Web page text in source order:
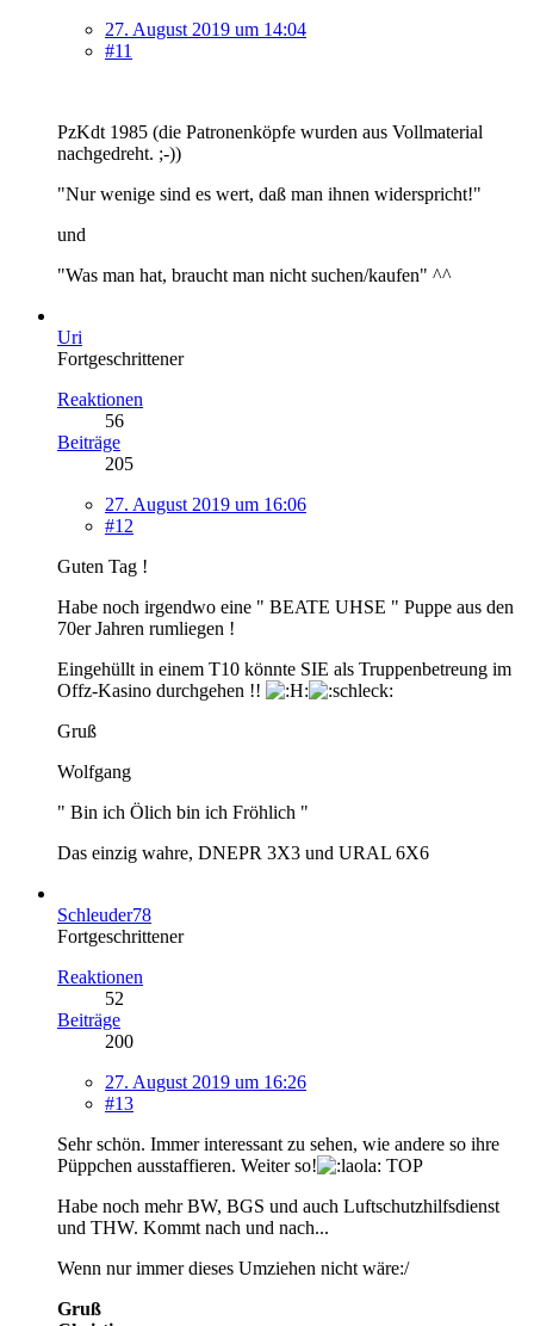
27. August 2019 um 14:04
#11
PzKdt 1985 (die Patronenköpfe wurden aus Vollmaterial
nachgedreht. ;-))
"Nur wenige sind es wert, daß man ihnen widerspricht!"
und
"Was man hat, braucht man nicht suchen/kaufen" ^^
Uri
Fortgeschrittener
Reaktionen
56
Beiträge
205
27. August 2019 um 16:06
#12
Guten Tag !
Habe noch irgendwo eine " BEATE UHSE " Puppe aus den
70er Jahren rumliegen !
Eingehüllt in einem T10 könnte SIE als Truppenbetreung im
Offz-Kasino durchgehen !!
Gruß
Wolfgang
" Bin ich Ölich bin ich Fröhlich "
Das einzig wahre, DNEPR 3X3 und URAL 6X6
Schleuder78
Fortgeschrittener
Reaktionen
52
Beiträge
200
27. August 2019 um 16:26
#13
Sehr schön. Immer interessant zu sehen, wie andere so ihre
Püppchen ausstaffieren. Weiter so!
TOP
Habe noch mehr BW, BGS und auch Luftschutzhilfsdienst
und THW. Kommt nach und nach...
Wenn nur immer dieses Umziehen nicht wäre:/
Gruß